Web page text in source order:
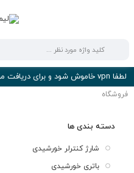
لطفا vpn خاموش شود و برای دریافت موجودی و قیمت به روز با ما ارتباط بگیرید
فروشگاه
دسته بندی ها
شارژ کنترلر خورشیدی
باتری خورشیدی